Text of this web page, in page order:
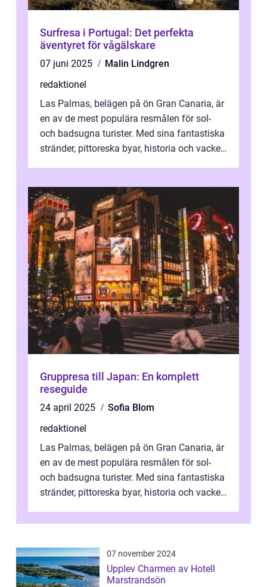
Surfresa i Portugal: Det perfekta
äventyret för vågälskare
07 juni 2025
Malin Lindgren
redaktionel
Las Palmas, belägen på ön Gran Canaria, är
en av de mest populära resmålen för sol-
och badsugna turister. Med sina fantastiska
stränder, pittoreska byar, historia och vacker
Gruppresa till Japan: En komplett
reseguide
24 april 2025
Sofia Blom
redaktionel
Las Palmas, belägen på ön Gran Canaria, är
en av de mest populära resmålen för sol-
och badsugna turister. Med sina fantastiska
stränder, pittoreska byar, historia och vacker
07 november 2024
Upplev Charmen av Hotell
Marstrandsön